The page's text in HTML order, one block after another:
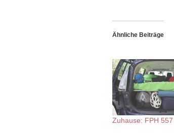
Ähnliche Beiträge
Zuhause: FPH 557